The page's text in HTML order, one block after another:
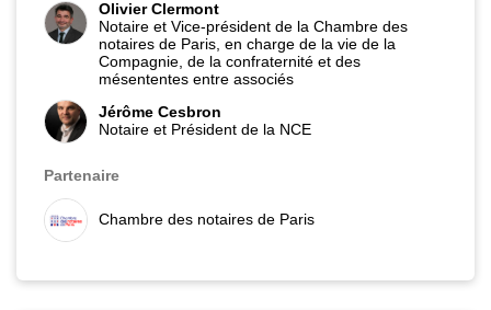
Olivier Clermont
Notaire et Vice-président de la Chambre des
notaires de Paris, en charge de la vie de la
Compagnie, de la confraternité et des
mésententes entre associés
Jérôme Cesbron
Notaire et Président de la NCE
Partenaire
Chambre des notaires de Paris